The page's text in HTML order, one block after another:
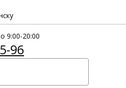
9:00-20:00
96